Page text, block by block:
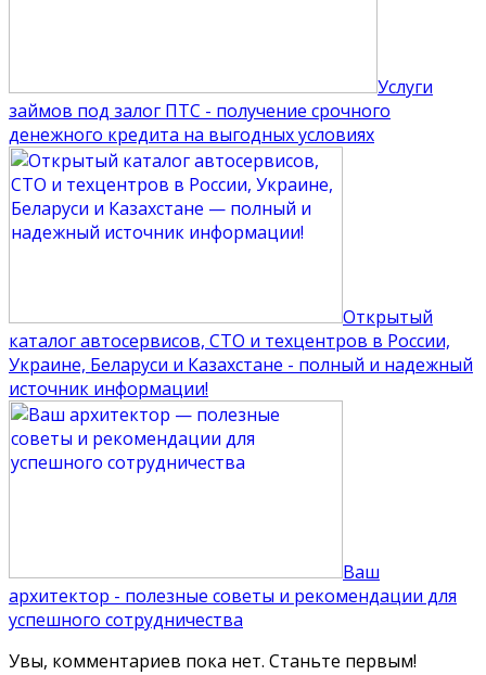
Услуги
займов под залог ПТС - получение срочного
денежного кредита на выгодных условиях
Открытый
каталог автосервисов, СТО и техцентров в России,
Украине, Беларуси и Казахстане - полный и надежный
источник информации!
Ваш
архитектор - полезные советы и рекомендации для
успешного сотрудничества
Увы, комментариев пока нет. Станьте первым!